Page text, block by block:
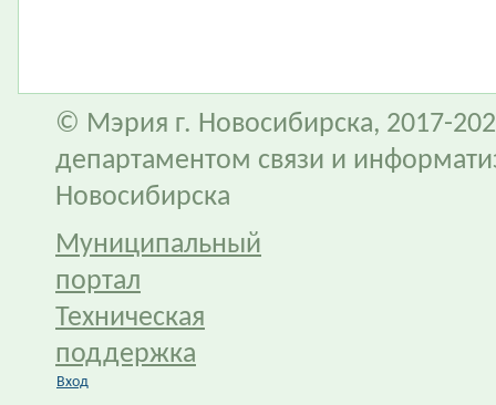
© Мэрия г. Новосибирска, 2017-
департаментом связи и
Новосибирска
Муниципальный
портал
Техническая
поддержка
Вход